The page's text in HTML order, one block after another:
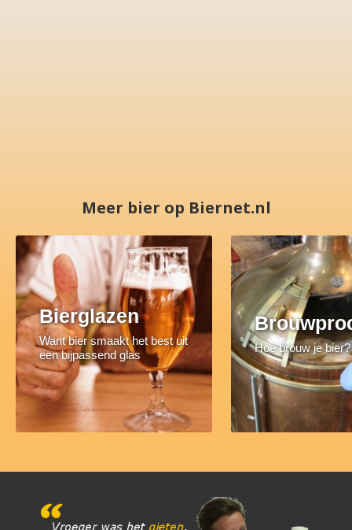
Meer bier op Biernet.nl
Bierglazen
Want bier smaakt het best uit
een bijpassend glas
Hoe brouw je bier?